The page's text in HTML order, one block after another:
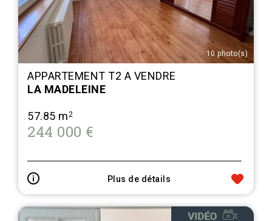
10 photo(s)
APPARTEMENT T2 A VENDRE
LA MADELEINE
57.85 m2
244 000 €
Plus de détails